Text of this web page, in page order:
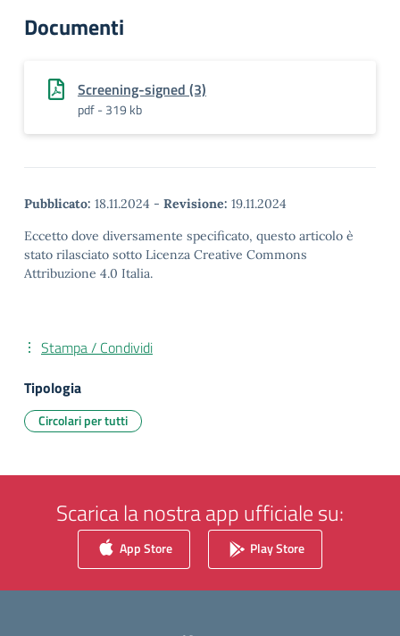
Documenti
Screening-signed (3)
pdf - 319 kb
Pubblicato: 18.11.2024 - Revisione: 19.11.2024
Eccetto dove diversamente specificato, questo articolo è
stato rilasciato sotto Licenza Creative Commons
Attribuzione 4.0 Italia.
Stampa / Condividi
Tipologia
Circolari per tutti
Scarica la nostra app ufficiale su:
App Store Play Store